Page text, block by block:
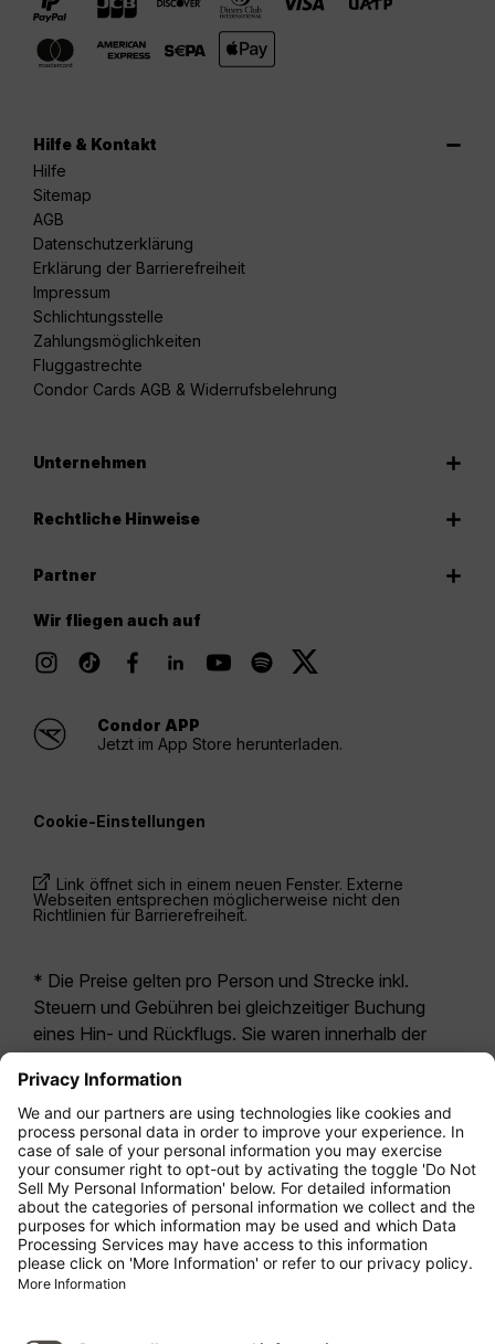
Hilfe & Kontakt
Hilfe
Sitemap
AGB
Datenschutzerklärung
Erklärung der Barrierefreiheit
Impressum
Schlichtungsstelle
Zahlungsmöglichkeiten
Fluggastrechte
Condor Cards AGB & Widerrufsbelehrung
Unternehmen
Rechtliche Hinweise
Partner
Wir fliegen auch auf
Condor APP
Jetzt im App Store herunterladen.
Cookie-Einstellungen
Link öffnet sich in einem neuen Fenster. Externe
Webseiten entsprechen möglicherweise nicht den
Richtlinien für Barrierefreiheit.
* Die Preise gelten pro Person und Strecke inkl.
Steuern und Gebühren bei gleichzeitiger Buchung
eines Hin- und Rückflugs. Sie waren innerhalb der
letzten 24 Stunden verfügbar und sind
möglicherweise nicht mehr aktuell. Bei den für die
Economy Class angegebenen Tarifen handelt es
sich i.d.R. um Economy Zero, unsere restriktivste
Tarifoption. Es können hierfür zusätzliche Gebühren
fürAufgabegepäckoder für andere optionale
Leistungen anfallen. Es gelten dieAllgemeinen
Geschäftsbedingungen .